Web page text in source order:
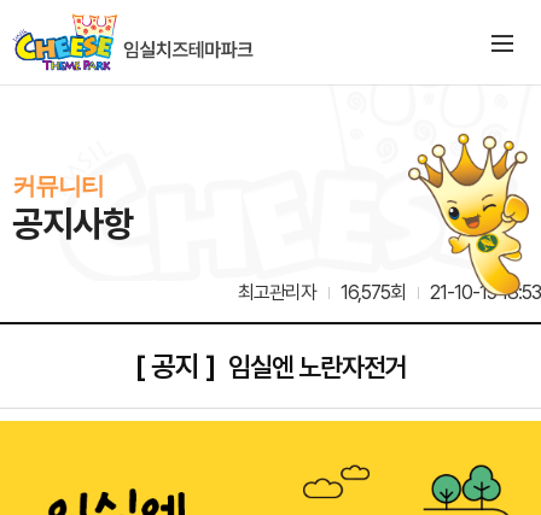
커뮤니티
공지사항
최고관리자 16,575회 21-10-15 18:53
[ 공지 ] 임실엔 노란자전거